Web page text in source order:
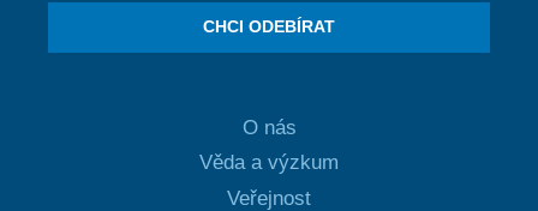
CHCI ODEBÍRAT
O nás
Věda a výzkum
Veřejnost